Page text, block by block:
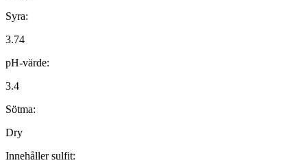
Syra:
3.74
pH-värde:
3.4
Sötma:
Dry
Innehåller sulfit: